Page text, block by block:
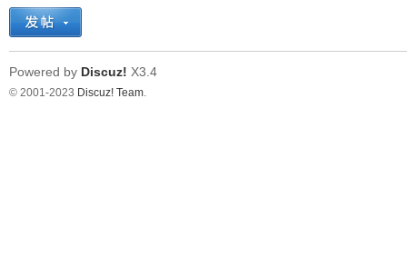
Powered by Discuz! X3.4
© 2001-2023 Discuz! Team.